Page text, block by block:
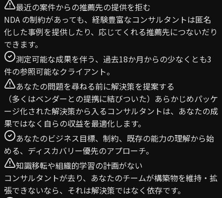
最近の案件からの推薦先の提供を拒む
NDA の制約があっても、経験豊富なコンサルタントは匿名
化した事例を提供したり、応じてくれる推薦先につないだり
できます。
測定可能な成果を伴う、過去18か月からの少なくとも3
件の参照可能なクライアント。
あなたの問題を尋ねる前に解決策を提案する
（多くはベンダーとの提携に結びついた）あらかじめパッケ
ージ化された解決策から入るコンサルタントは、あなたの成
果ではなく自らの収益を最適化します。
あなたのビジネス目標、制約、既存の能力の理解から始
める、ディスカバリー優先のアプローチ。
知識移転や組織的学習の計画がない
コンサルタントが去り、あなたのチームが構築物を維持・拡
張できないなら、それは解決策ではなく依存です。